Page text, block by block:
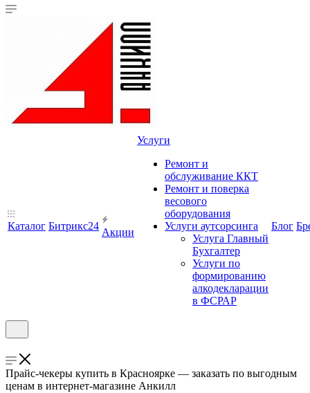
Каталог Битрикс24
Акции
Услуги
Ремонт и
обслуживание ККТ
Ремонт и поверка
весового
оборудования
Услуги аутсорсинга
Услуга Главный
Бухгалтер
Услуги по
формированию
алкодекларации
в ФСРАР
Блог
Прайс-чекеры купить в Красноярке — заказать по выгодным
ценам в интернет-магазине Анкилл